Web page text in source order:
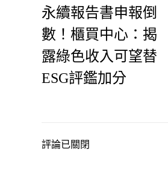
永續報告書申報倒
數！櫃買中心：揭
露綠色收入可望替
ESG評鑑加分
評論已關閉